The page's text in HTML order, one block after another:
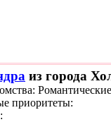
из города
приоритеты: